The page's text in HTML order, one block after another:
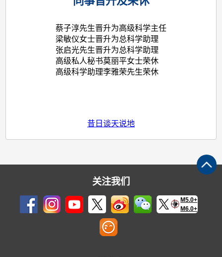
蔡子淳先生晋升为高级科学主任
梁敏仪女士晋升为总科学助理
张启光先生晋升为总科学助理
高级私人秘书莫丽平女士荣休
高级科学助理李雅荣先生荣休
昔日谈天说地
关注我们
M5.0+
M6.0+